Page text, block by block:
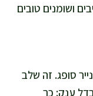
ושומנים טובים
סופג. זה שלב
ענק: כך